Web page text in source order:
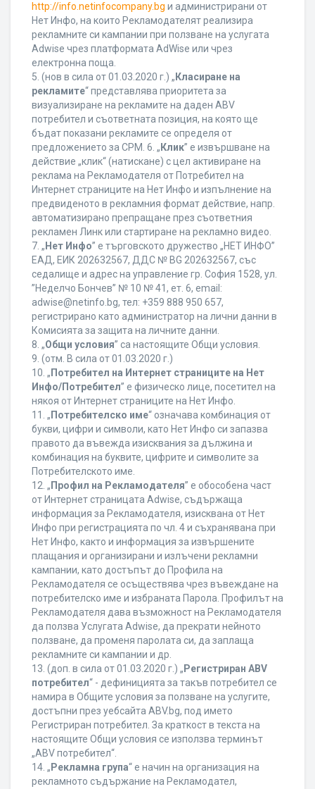
http://info.netinfocompany.bg и администрирани от
Нет Инфо, на които Рекламодателят реализира
рекламните си кампании при ползване на услугата
Adwise чрез платформата AdWise или чрез
електронна поща.
5. (нов в сила от 01.03.2020 г.) „ Класиране на
рекламите“ представлява приоритета за
визуализиране на рекламите на даден ABV
потребител и съответната позиция, на която ще
бъдат показани рекламите се определя от
предложението за CPM. 6. „ Клик” е извършване на
действие „клик“ (натискане) с цел активиране на
реклама на Рекламодателя от Потребител на
Интернет страниците на Нет Инфо и изпълнение на
предвиденото в рекламния формат действие, напр.
автоматизирано препращане през съответния
рекламен Линк или стартиране на рекламно видео.
7. „ Нет Инфо” е търговското дружество „НЕТ ИНФО”
ЕАД, ЕИК 202632567, ДДС № BG 202632567, със
седалище и адрес на управление гр. София 1528, ул.
”Неделчо Бончев” № 10 № 41, ет. 6, еmail:
adwise@netinfo.bg, тел: +359 888 950 657,
регистрирано като администратор на лични данни в
Комисията за защита на личните данни.
8. „Общи условия” са настоящите Общи условия.
9. (отм. В сила от 01.03.2020 г.)
10. „ Потребител на Интернет страниците на Нет
Инфо/Потребител” е физическо лице, посетител на
някоя от Интернет страниците на Нет Инфо.
11. „ Потребителско име“ означава комбинация от
букви, цифри и символи, като Нет Инфо си запазва
правото да въвежда изисквания за дължина и
комбинация на буквите, цифрите и символите за
Потребителското име.
12. „ Профил на Рекламодателя” е обособена част
от Интернет страницата Adwise, съдържаща
информация за Рекламодателя, изисквана от Нет
Инфо при регистрацията по чл. 4 и съхранявана при
Нет Инфо, както и информация за извършените
плащания и организирани и излъчени рекламни
кампании, като достъпът до Профила на
Рекламодателя се осъществява чрез въвеждане на
потребителско име и избраната Парола. Профилът на
Рекламодателя дава възможност на Рекламодателя
да ползва Услугата Adwise, да прекрати нейното
ползване, да променя паролата си, да заплаща
рекламните си кампании и др.
13. (доп. в сила от 01.03.2020 г.) „ Регистриран ABV
потребител“ - дефиницията за такъв потребител се
намира в Общите условия за ползване на услугите,
достъпни през уебсайта ABV.bg, под името
Регистриран потребител. За краткост в текста на
настоящите Общи условия се използва терминът
„ABV потребител“.
14. „ Рекламна група“ е начин на организация на
рекламното съдържание на Рекламодател,